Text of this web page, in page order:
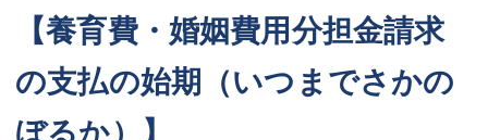
坂本 陽一
桶川 聡
三平 隆史
坂本 陽一
桶川 聡
三平 隆史
【養育費・婚姻費用分担金請求
の支払の始期（いつまでさかの
ぼるか）】